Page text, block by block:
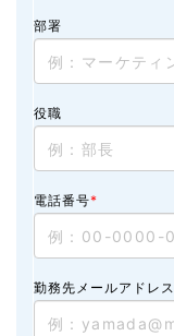
部署
役職
電話番号*
勤務先メールアドレス